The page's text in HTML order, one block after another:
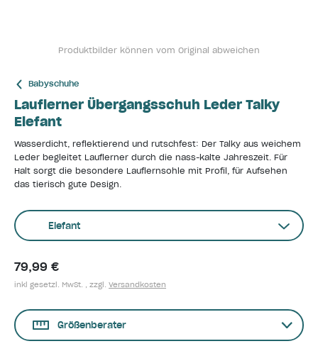
Produktbilder können vom Original abweichen
Babyschuhe
Lauflerner Übergangsschuh Leder Talky
Elefant
Wasserdicht, reflektierend und rutschfest: Der Talky aus weichem
Leder begleitet Lauflerner durch die nass-kalte Jahreszeit. Für
Halt sorgt die besondere Lauflernsohle mit Profil, für Aufsehen
das tierisch gute Design.
Elefant
79,99 €
inkl gesetzl. MwSt. , zzgl. Versandkosten
Größenberater